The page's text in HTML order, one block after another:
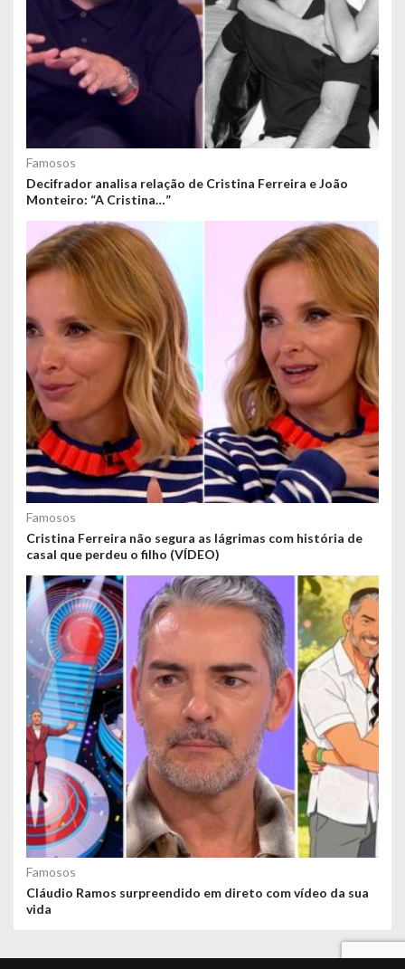
Famosos
Decifrador analisa relação de Cristina Ferreira e João
Monteiro: “A Cristina…”
Famosos
Cristina Ferreira não segura as lágrimas com história de
casal que perdeu o filho (VÍDEO)
Famosos
Cláudio Ramos surpreendido em direto com vídeo da sua
vida